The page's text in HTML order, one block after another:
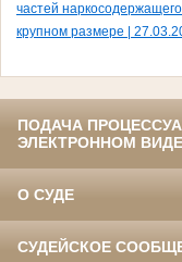
частей
крупном размере |
ПОДАЧА
ЭЛЕКТРОННОМ ВИДЕ
О СУДЕ
СУДЕЙСКОЕ